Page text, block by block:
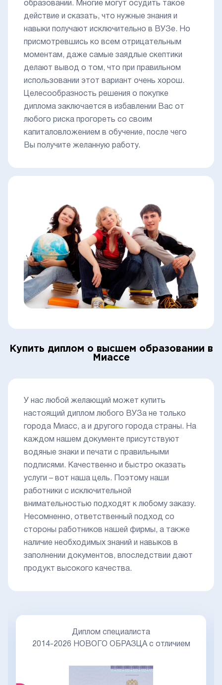
образовании. Многие могут осудить такое
действие и сказать, что нужные знания и
навыки получают исключительно в ВУЗе. Но
присмотревшись ко всем отрицательным
моментам, даже самые заядлые скептики
делают вывод о том, что при правильном
использовании этот вариант очень хорош.
Целесообразность решения о покупке
диплома заключается в избавлении Вас от
любого риска прогореть со своим
капиталовложением в обучение, после чего
Вы получите желанную работу.
Купить диплом о высшем образовании в
Миассе
У нас любой желающий может купить
настоящий диплом любого ВУЗа не только
города Миасс, а и другого города страны. На
каждом нашем документе присутствуют
водяные знаки и печати с правильными
подписями. Качественно и быстро оказать
услуги – вот наша цель. Поэтому наши
работники с исключительной
внимательностью подходят к любому заказу.
Несомненно, ответственный подход со
стороны работников нашей фирмы, а также
наличие необходимых знаний и навыков в
заполнении документов, впоследствии дают
продукт высокого качества.
Диплом специалиста
2014-2026 НОВОГО ОБРАЗЦА с отличием